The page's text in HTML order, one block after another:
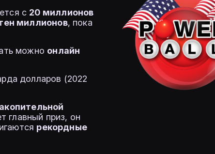
с 20 миллионов
миллионов, пока
можно онлайн
долларов (2022
главный приз, он
рекордные